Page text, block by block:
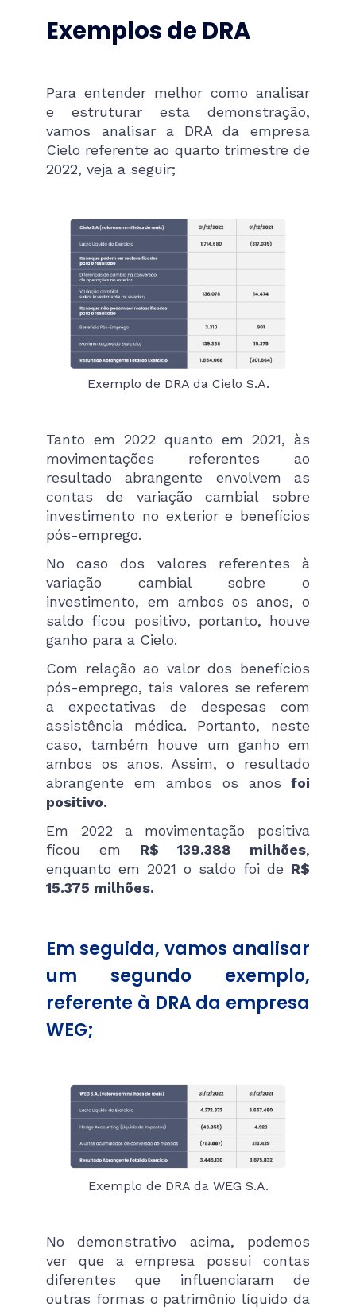
Exemplos de DRA
Para entender melhor como analisar
e estruturar esta demonstração,
vamos analisar a DRA da empresa
Cielo referente ao quarto trimestre de
2022, veja a seguir;
Exemplo de DRA da Cielo S.A.
Tanto em 2022 quanto em 2021, às
movimentações referentes ao
resultado abrangente envolvem as
contas de variação cambial sobre
investimento no exterior e benefícios
pós-emprego.
No caso dos valores referentes à
variação cambial sobre o
investimento, em ambos os anos, o
saldo ficou positivo, portanto, houve
ganho para a Cielo.
Com relação ao valor dos benefícios
pós-emprego, tais valores se referem
a expectativas de despesas com
assistência médica. Portanto, neste
caso, também houve um ganho em
ambos os anos. Assim, o resultado
abrangente em ambos os anos foi
positivo.
Em 2022 a movimentação positiva
ficou em R$ 139.388 milhões,
enquanto em 2021 o saldo foi de R$
15.375 milhões.
Em seguida, vamos analisar
um segundo exemplo,
referente à DRA da empresa
WEG;
Exemplo de DRA da WEG S.A.
No demonstrativo acima, podemos
ver que a empresa possui contas
diferentes que influenciaram de
outras formas o patrimônio líquido da